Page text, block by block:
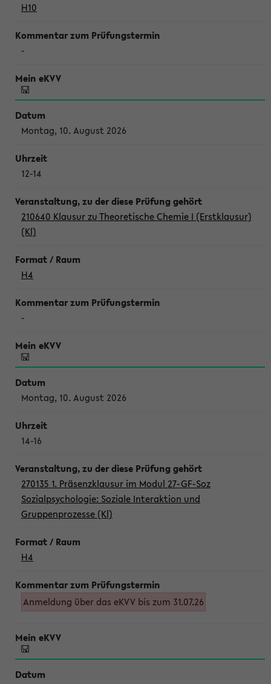
H10
-
Montag, 10. August 2026
12-14
210640 Klausur zu Theoretische Chemie I (Erstklausur)
(Kl)
H4
-
Montag, 10. August 2026
14-16
270135 1. Präsenzklausur im Modul 27-GF-Soz
Sozialpsychologie: Soziale Interaktion und
Gruppenprozesse (Kl)
H4
Anmeldung über das eKVV bis zum 31.07.26